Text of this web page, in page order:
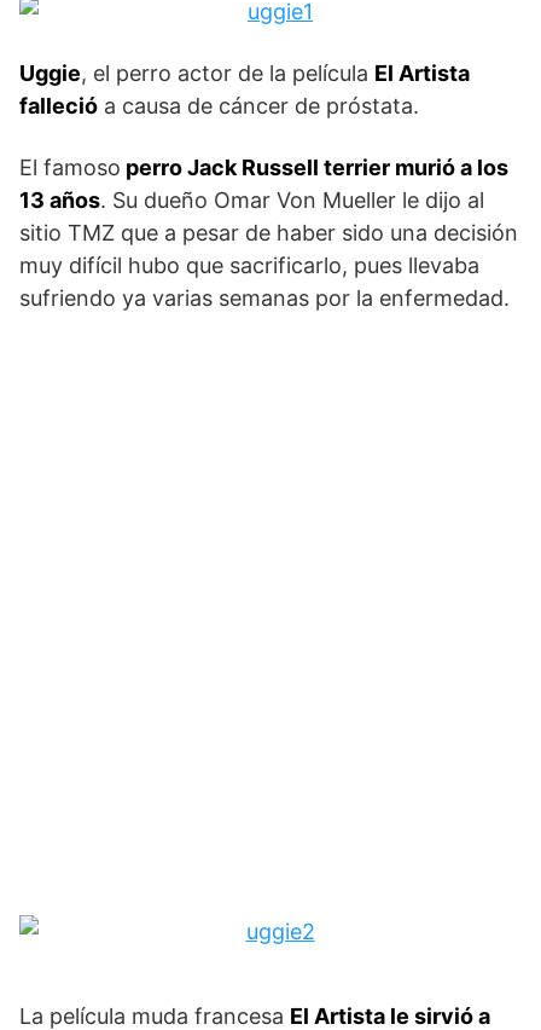
Uggie, el perro actor de la película El Artista
falleció a causa de cáncer de próstata.
El famoso perro Jack Russell terrier murió a los
13 años. Su dueño Omar Von Mueller le dijo al
sitio TMZ que a pesar de haber sido una decisión
muy difícil hubo que sacrificarlo, pues llevaba
sufriendo ya varias semanas por la enfermedad.
La película muda francesa El Artista le sirvió a